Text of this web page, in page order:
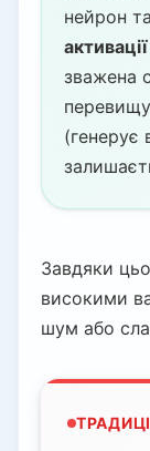
нейрон
активації
зважена
(генерує
Завдяки
високими
шум або